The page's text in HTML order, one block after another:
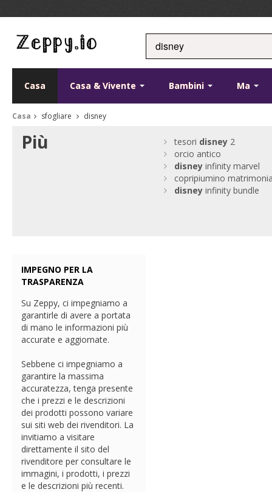
Casa Casa & Vivente Bambini Ma
Casa sfogliare disney
Più tesori disney 2
orcio antico
disney infinity marvel
copripiumino
disney infinity bundle
IMPEGNO PER LA
TRASPARENZA
Su Zeppy, ci impegniamo a
garantirle di avere a portata
di mano le informazioni più
accurate e aggiornate.
Sebbene ci impegniamo a
garantire la massima
accuratezza, tenga presente
che i prezzi e le descrizioni
dei prodotti possono variare
sui siti web dei rivenditori. La
invitiamo a visitare
direttamente il sito del
rivenditore per consultare le
immagini, i prodotti, i prezzi
e le descrizioni più recenti.